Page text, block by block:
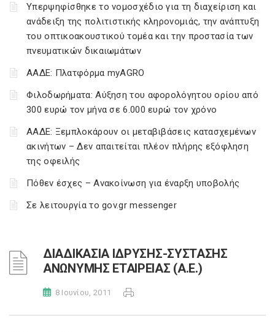
Υπερψηφίσθηκε το νομοσχέδιο για τη διαχείριση και
ανάδειξη της πολιτιστικής κληρονομιάς, την ανάπτυξη
του οπτικοακουστικού τομέα και την προστασία των
πνευματικών δικαιωμάτων
ΑΑΔΕ: Πλατφόρμα myAGRO
Φιλοδωρήματα: Αύξηση του αφορολόγητου ορίου από
300 ευρώ τον μήνα σε 6.000 ευρώ τον χρόνο
ΑΑΔΕ: Ξεμπλοκάρουν οι μεταβιβάσεις κατασχεμένων
ακινήτων – Δεν απαιτείται πλέον πλήρης εξόφληση
της οφειλής
Πόθεν έσχες – Ανακοίνωση για έναρξη υποβολής
Σε λειτουργία το gov.gr messenger
ΔΙΑΔΙΚΑΣΙΑ IΔΡΥΣΗΣ-ΣΥΣΤΑΣΗΣ
ΑΝΩΝΥΜΗΣ ΕΤΑΙΡΕΙΑΣ (Α.Ε.)
8 Ιουνίου, 2011